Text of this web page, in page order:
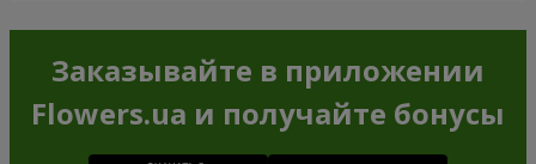
Заказывайте в приложении
Flowers.ua и получайте бонусы